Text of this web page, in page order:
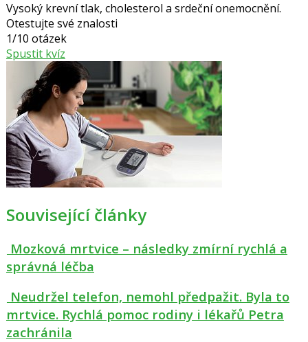
Vysoký krevní tlak, cholesterol a srdeční onemocnění.
Otestujte své znalosti
1/10 otázek
Spustit kvíz
Související články
Mozková mrtvice – následky zmírní rychlá a
správná léčba
Neudržel telefon, nemohl předpažit. Byla to
mrtvice. Rychlá pomoc rodiny i lékařů Petra
zachránila